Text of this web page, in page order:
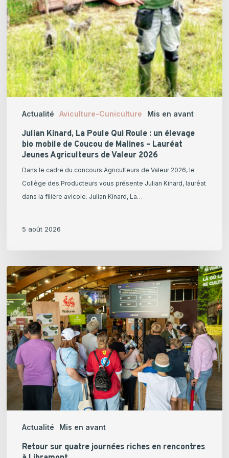
Actualité Aviculture-Cuniculture Mis en avant
bio
mobile
de
Coucou
de
Malines
–
Jeunes
Agriculteurs
Valeur
2026
Julian Kinard, La Poule Qui Roule : un élevage
bio mobile de Coucou de Malines – Lauréat
Jeunes Agriculteurs de Valeur 2026
Dans le cadre du concours Agriculteurs de Valeur 2026, le
Collège des Producteurs vous présente Julian Kinard, lauréat
dans la filière avicole. Julian Kinard, La…
5 août 2026
Actualité Mis en avant
Retour
sur
quatre
journées
riches
en
rencontres
à
Libramont
Retour sur quatre journées riches en rencontres